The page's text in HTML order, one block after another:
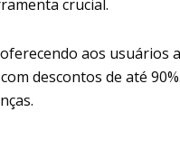
crucial.
aos usuários
descontos de até